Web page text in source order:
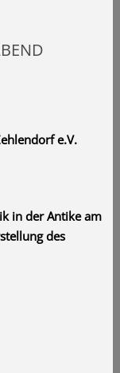
e.V.
in der Antike am
des